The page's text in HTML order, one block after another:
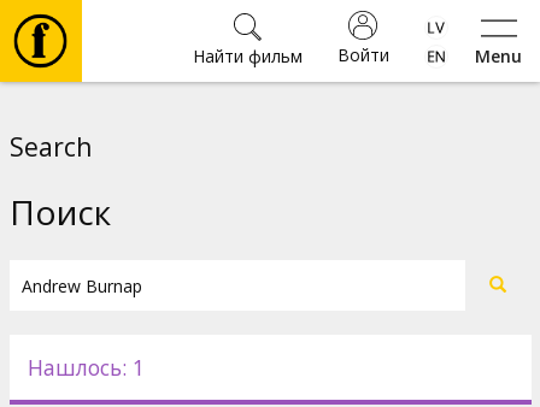
Menu
Войти
Найти фильм
Новости
Search
Поиск
Нашлось: 1